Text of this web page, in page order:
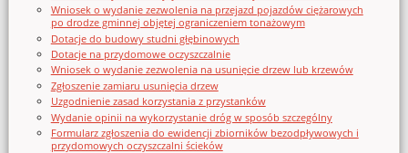
Wniosek o wydanie zezwolenia na przejazd pojazdów ciężarowych
po drodze gminnej objętej ograniczeniem tonażowym
Dotacje do budowy studni głębinowych
Dotacje na przydomowe oczyszczalnie
Wniosek o wydanie zezwolenia na usunięcie drzew lub krzewów
Zgłoszenie zamiaru usunięcia drzew
Uzgodnienie zasad korzystania z przystanków
Wydanie opinii na wykorzystanie dróg w sposób szczególny
Formularz zgłoszenia do ewidencji zbiorników bezodpływowych i
przydomowych oczyszczalni ścieków